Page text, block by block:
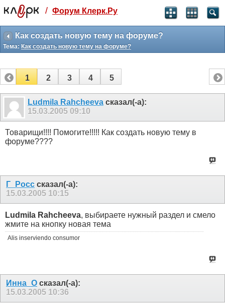
Святые угодники, Клерк без рекламы
прекрасен:)
месяц
3 месяца
259 ₽
-10%
полгода
499 ₽
-15%
Отмена Оплатить
/ Форум Клерк.Ру
Как создать новую тему на форуме?
Тема: Как создать новую тему на форуме?
1 2 3 4 5
Ludmila Rahcheeva сказал(-а):
15.03.2005 09:10
Товарищи!!!! Помогите!!!!! Как создать новую тему в
форуме????
Г_Росс сказал(-а):
15.03.2005 10:15
Ludmila Rahcheeva, выбираете нужный раздел и смело
жмите на кнопку новая тема
Alis inserviendo consumor
Инна_О сказал(-а):
15.03.2005 10:36